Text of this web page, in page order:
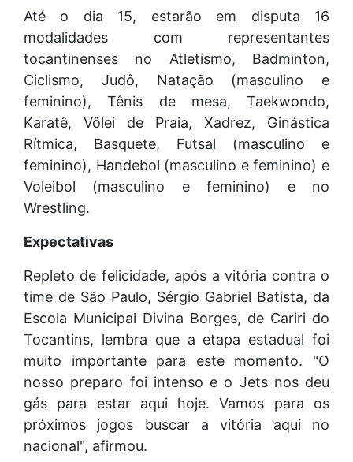
Até o dia 15, estarão em disputa 16
modalidades com representantes
tocantinenses no Atletismo, Badminton,
Ciclismo, Judô, Natação (masculino e
feminino), Tênis de mesa, Taekwondo,
Karatê, Vôlei de Praia, Xadrez, Ginástica
Rítmica, Basquete, Futsal (masculino e
feminino), Handebol (masculino e feminino) e
Voleibol (masculino e feminino) e no
Wrestling.
Expectativas
Repleto de felicidade, após a vitória contra o
time de São Paulo, Sérgio Gabriel Batista, da
Escola Municipal Divina Borges, de Cariri do
Tocantins, lembra que a etapa estadual foi
muito importante para este momento. "O
nosso preparo foi intenso e o Jets nos deu
gás para estar aqui hoje. Vamos para os
próximos jogos buscar a vitória aqui no
nacional", afirmou.